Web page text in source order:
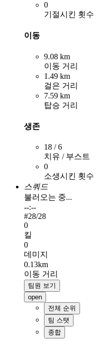
0
기절시킨 횟수
이동
9.08 km
이동 거리
1.49 km
걸은 거리
7.59 km
탑승 거리
생존
18 / 6
치유 / 부스트
0
소생시킨 횟수
스쿼드
불러오는 중...
--:--
#28/28
0
킬
0
데미지
0.13km
이동 거리
팀원 보기
open
전체 순위
팀 스탯
종합